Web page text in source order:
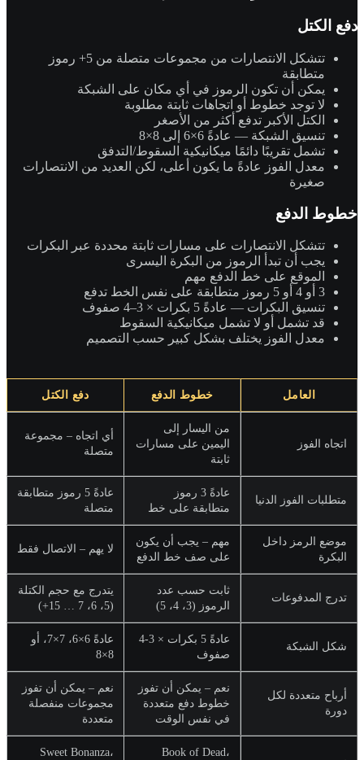
دفع الكتل
تتشكل الانتصارات من مجموعات متصلة من 5+ رموز
متطابقة
يمكن أن تكون الرموز في أي مكان على الشبكة
لا توجد خطوط أو اتجاهات ثابتة مطلوبة
الكتل الأكبر تدفع أكثر من الأصغر
تنسيق الشبكة — عادةً 6×6 إلى 8×8
تشمل تقريبًا دائمًا ميكانيكية السقوط/التدفق
معدل الفوز عادةً ما يكون أعلى، لكن العديد من الانتصارات
صغيرة
خطوط الدفع
تتشكل الانتصارات على مسارات ثابتة محددة عبر البكرات
يجب أن تبدأ الرموز من البكرة اليسرى
الموقع على خط الدفع مهم
3 أو 4 أو 5 رموز متطابقة على نفس الخط تدفع
تنسيق البكرات — عادةً 5 بكرات × 3–4 صفوف
قد تشمل أو لا تشمل ميكانيكية السقوط
معدل الفوز يختلف بشكل كبير حسب التصميم
العامل خطوط الدفع دفع الكتل
اتجاه الفوز
من اليسار إلى
اليمين على مسارات
ثابتة
أي اتجاه – مجموعة
متصلة
متطلبات الفوز الدنيا
عادةً 3 رموز
متطابقة على خط
عادةً 5 رموز متطابقة
متصلة
موضع الرمز داخل
البكرة
مهم – يجب أن يكون
على صف خط الدفع
لا يهم – الاتصال فقط
تدرج المدفوعات
ثابت حسب عدد
الرموز (3، 4، 5)
يتدرج مع حجم الكتلة
(5، 6، 7 … 15+)
شكل الشبكة
عادةً 5 بكرات × 3-4
صفوف
عادةً 6×6، 7×7، أو
8×8
أرباح متعددة لكل
دورة
نعم – يمكن أن تفوز
خطوط دفع متعددة
في نفس الوقت
نعم – يمكن أن تفوز
مجموعات منفصلة
متعددة
Book of Dead،
Sweet Bonanza،